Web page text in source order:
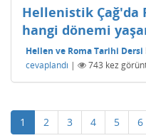
Hellenistik Çağ'da
hangi dönemi
Hellen ve Roma Tarihi Dersi
cevaplandı | 743 kez
1 2 3 4 5 6